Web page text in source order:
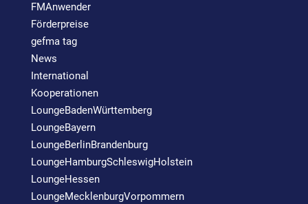
FMAnwender
Förderpreise
gefma tag
News
International
Kooperationen
LoungeBadenWürttemberg
LoungeBayern
LoungeBerlinBrandenburg
LoungeHamburgSchleswigHolstein
LoungeHessen
LoungeMecklenburgVorpommern